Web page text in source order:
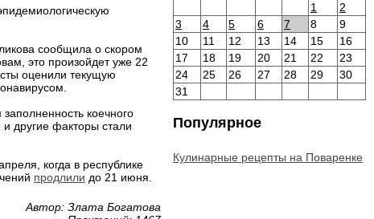
сообщила о скором
это произойдет уже 22
оценили текущую
коечного
другие факторы стали
когда в республике
продлили до 21 июня.
Автор: Злата Богатова
1
2
3
4 5 6 7 8
9
10
11 12 13 14 15
16
17
18 19 20 21 22
23
24
25 26 27 28 29
30
31
Популярное
Кулинарные рецепты на Поваренке